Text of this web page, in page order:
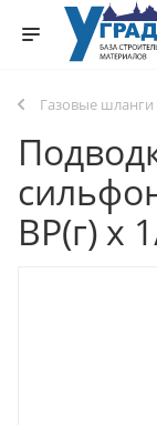
Газовые шланги
ВР(г) х